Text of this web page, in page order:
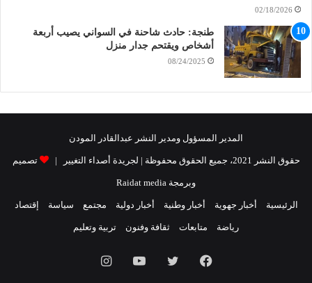
02/18/2026
طنجة: حادث شاحنة في السواني يصيب أربعة
أشخاص ويقتحم جدار منزل
08/24/2025
المدير المسؤول ومدير النشر عبدالقادر المودن
حقوق النشر 2021، جميع الحقوق محفوظة | لجريدة أصداء التغيير | تصميم
وبرمجة Raidat media
الرئيسية أخبار جهوية أخبار وطنية أخبار دولية مجتمع سياسة إقتصاد
رياضة متابعات ثقافة وفنون تربية وتعليم
فيسبوك تويتر يوتيوبانستقرام